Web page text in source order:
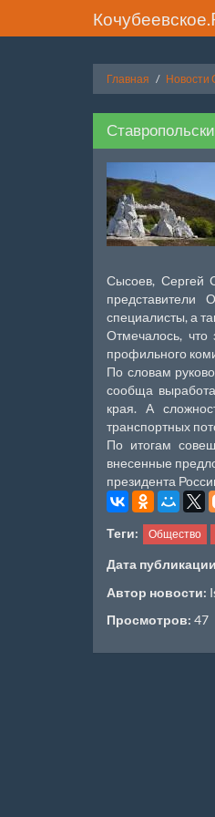
Главная Новости
Сысоев, Сергей
представители
специалисты, а
Отмечалось, что
профильного
По словам
сообща
края. А
транспортных
По итогам
внесенные
президента
Теги: Общество
Дата
Автор новости:
Просмотров: 47